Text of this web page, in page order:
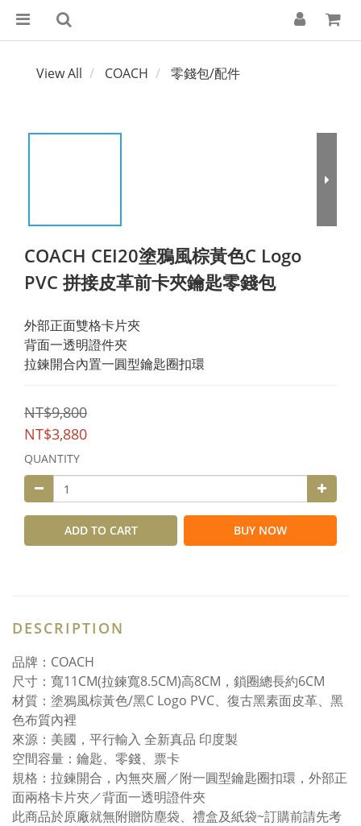
View All COACH 零錢包/配件
COACH CEI20塗鴉風棕黃色C Logo
PVC 拼接皮革前卡夾鑰匙零錢包
外部正面雙格卡片夾
背面一透明證件夾
拉鍊開合內置一圓型鑰匙圈扣環
NT$9,800
NT$3,880
QUANTITY
ADD TO CART BUY NOW
DESCRIPTION
品牌：COACH
尺寸：寬11CM(拉鍊寬8.5CM)高8CM，鎖圈總長約6CM
材質：塗鴉風棕黃色/黑C Logo PVC、復古黑素面皮革、黑
色布質內裡
來源：美國，平行輸入 全新真品 印度製
空間容量：鑰匙、零錢、票卡
規格：拉鍊開合，內無夾層／附一圓型鑰匙圈扣環，外部正
面兩格卡片夾／背面一透明證件夾
此商品於原廠就無附贈防塵袋、禮盒及紙袋~訂購前請先考